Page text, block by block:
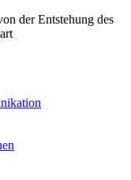
der Entstehung des